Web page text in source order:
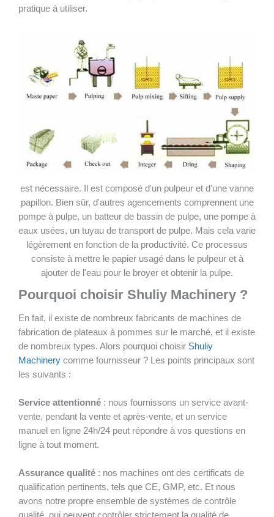
pratique à utiliser.
est nécessaire. Il est composé d'un pulpeur et d'une vanne
papillon. Bien sûr, d'autres agencements comprennent une
pompe à pulpe, un batteur de bassin de pulpe, une pompe à
eaux usées, un tuyau de transport de pulpe. Mais cela varie
légèrement en fonction de la productivité. Ce processus
consiste à mettre le papier usagé dans le pulpeur et à
ajouter de l'eau pour le broyer et obtenir la pulpe.
Pourquoi choisir Shuliy Machinery ?
En fait, il existe de nombreux fabricants de machines de
fabrication de plateaux à pommes sur le marché, et il existe
de nombreux types. Alors pourquoi choisir Shuliy
Machinery comme fournisseur ? Les points principaux sont
les suivants :
Service attentionné : nous fournissons un service avant-
vente, pendant la vente et après-vente, et un service
manuel en ligne 24h/24 peut répondre à vos questions en
ligne à tout moment.
Assurance qualité : nos machines ont des certificats de
qualification pertinents, tels que CE, GMP, etc. Et nous
avons notre propre ensemble de systèmes de contrôle